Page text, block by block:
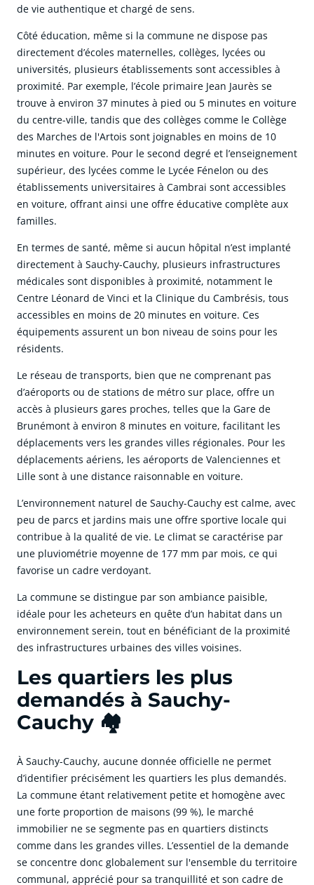
de vie authentique et chargé de sens.
Côté éducation, même si la commune ne dispose pas
directement d’écoles maternelles, collèges, lycées ou
universités, plusieurs établissements sont accessibles à
proximité. Par exemple, l’école primaire Jean Jaurès se
trouve à environ 37 minutes à pied ou 5 minutes en voiture
du centre-ville, tandis que des collèges comme le Collège
des Marches de l'Artois sont joignables en moins de 10
minutes en voiture. Pour le second degré et l’enseignement
supérieur, des lycées comme le Lycée Fénelon ou des
établissements universitaires à Cambrai sont accessibles
en voiture, offrant ainsi une offre éducative complète aux
familles.
En termes de santé, même si aucun hôpital n’est implanté
directement à Sauchy-Cauchy, plusieurs infrastructures
médicales sont disponibles à proximité, notamment le
Centre Léonard de Vinci et la Clinique du Cambrésis, tous
accessibles en moins de 20 minutes en voiture. Ces
équipements assurent un bon niveau de soins pour les
résidents.
Le réseau de transports, bien que ne comprenant pas
d’aéroports ou de stations de métro sur place, offre un
accès à plusieurs gares proches, telles que la Gare de
Brunémont à environ 8 minutes en voiture, facilitant les
déplacements vers les grandes villes régionales. Pour les
déplacements aériens, les aéroports de Valenciennes et
Lille sont à une distance raisonnable en voiture.
L’environnement naturel de Sauchy-Cauchy est calme, avec
peu de parcs et jardins mais une offre sportive locale qui
contribue à la qualité de vie. Le climat se caractérise par
une pluviométrie moyenne de 177 mm par mois, ce qui
favorise un cadre verdoyant.
La commune se distingue par son ambiance paisible,
idéale pour les acheteurs en quête d’un habitat dans un
environnement serein, tout en bénéficiant de la proximité
des infrastructures urbaines des villes voisines.
Les quartiers les plus
demandés à Sauchy-
Cauchy 🏘️
À Sauchy-Cauchy, aucune donnée officielle ne permet
d’identifier précisément les quartiers les plus demandés.
La commune étant relativement petite et homogène avec
une forte proportion de maisons (99 %), le marché
immobilier ne se segmente pas en quartiers distincts
comme dans les grandes villes. L’essentiel de la demande
se concentre donc globalement sur l'ensemble du territoire
communal, apprécié pour sa tranquillité et son cadre de